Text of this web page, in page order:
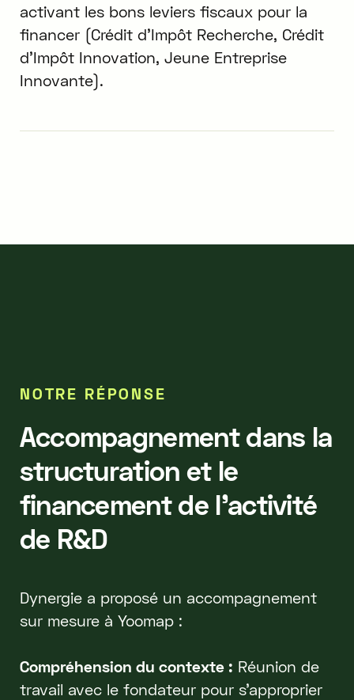
activant les bons leviers fiscaux pour la
financer (Crédit d'Impôt Recherche, Crédit
d'Impôt Innovation, Jeune Entreprise
Innovante).
NOTRE RÉPONSE
Accompagnement dans la
structuration et le
financement de l’activité
de R&D
Dynergie a proposé un accompagnement
sur mesure à Yoomap :
Compréhension du contexte : Réunion de
travail avec le fondateur pour s’approprier